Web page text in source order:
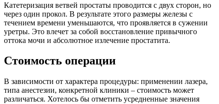
Катетеризация ветвей простаты проводится с двух сторон, но
через один прокол. В результате этого размеры железы с
течением времени уменьшаются, что проявляется в сужении
уретры. Это влечет за собой восстановление привычного
оттока мочи и абсолютное излечение простатита.
Стоимость операции
В зависимости от характера процедуры: применении лазера,
типа анестезии, конкретной клиники – стоимость может
различаться. Хотелось бы отметить усредненные значения